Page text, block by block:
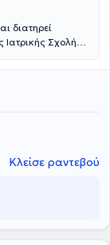
διατηρεί
Ιατρικής Σχολής
κλινική
Cosmoclinic και
Κλείσε ραντεβού